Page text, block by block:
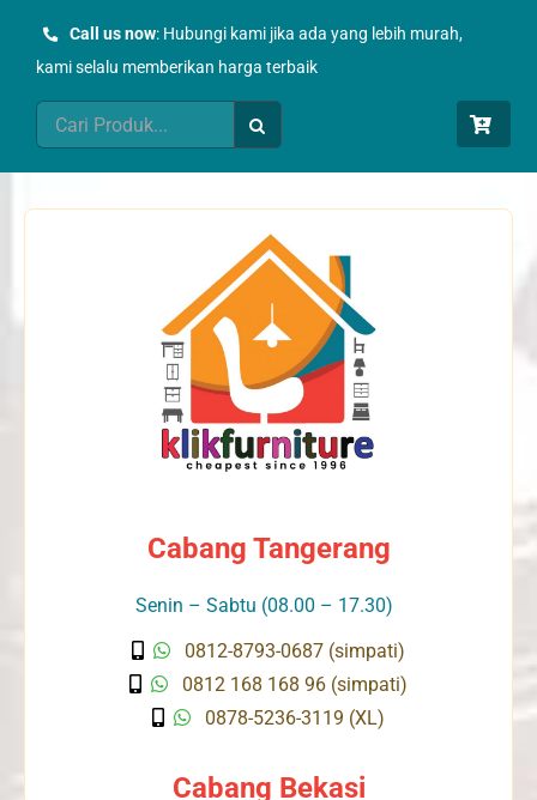
Call us now: Hubungi kami jika ada yang lebih murah,
kami selalu memberikan harga terbaik
Search
for:
Cabang Tangerang
Senin – Sabtu (08.00 – 17.30)
0812-8793-0687 (simpati)
0812 168 168 96 (simpati)
0878-5236-3119 (XL)
Cabang Bekasi